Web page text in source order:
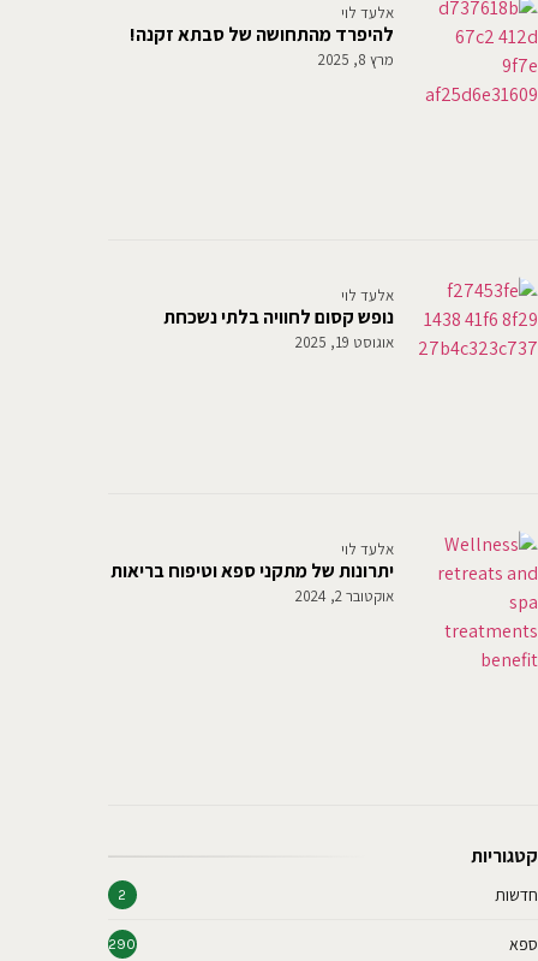
להיפרד מהתחושה של סבתא זקנה!
אלעד לוי
מרץ 8, 2025
נופש קסום לחוויה בלתי נשכחת
אלעד לוי
אוגוסט 19, 2025
יתרונות של מתקני ספא וטיפוח בריאות
אלעד לוי
אוקטובר 2, 2024
קטגוריות
חדשות 2
ספא 290